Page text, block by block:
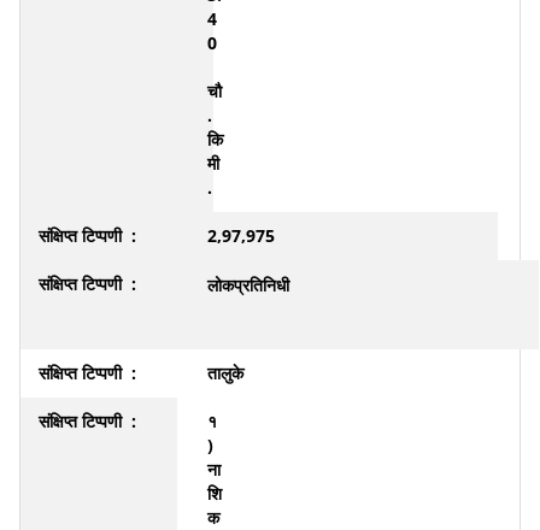
4
0
चौ
.
कि
मी
.
2,97,975
लोकप्रतिनिधी
तालुके
१
)
ना
शि
क